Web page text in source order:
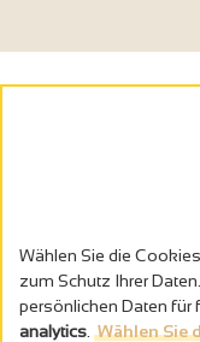
Alkoholmissbrauch ist
Wählen Sie die
zum Schutz Ihrer
persönlichen Daten für
analytics Wählen Sie